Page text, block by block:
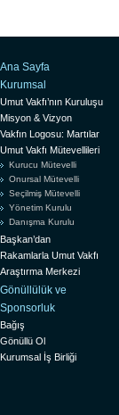
Ana Sayfa
Kurumsal
Umut Vakfı’nın Kuruluşu
Misyon & Vizyon
Vakfın Logosu: Martılar
Umut Vakfı Mütevellileri
Kurucu Mütevelli
Onursal Mütevelli
Seçilmiş Mütevelli
Yönetim Kurulu
Danışma Kurulu
Başkan’dan
Rakamlarla Umut Vakfı
Araştırma Merkezi
Gönüllülük ve
Sponsorluk
Bağış
Gönüllü Ol
Kurumsal İş Birliği